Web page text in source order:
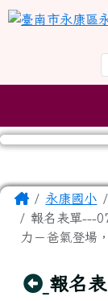
跳至主內容區
臺南市永
主內容區域
Home永康國小
報名表單---
力－爸氣登場
回上頁
報名
頁尾區域